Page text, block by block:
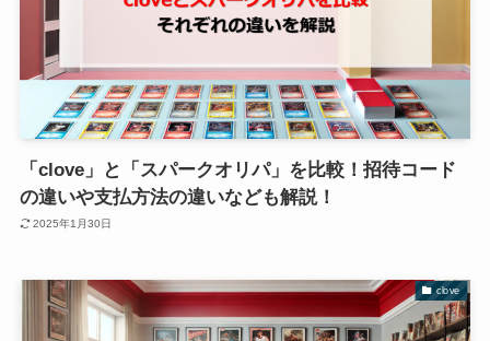
「clove」と「スパークオリパ」を比較！招待コード
の違いや支払方法の違いなども解説！
2025年1月30日
clove